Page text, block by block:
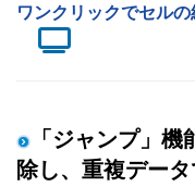
ワンクリックでセル
「ジャンプ」
除し、重複デー